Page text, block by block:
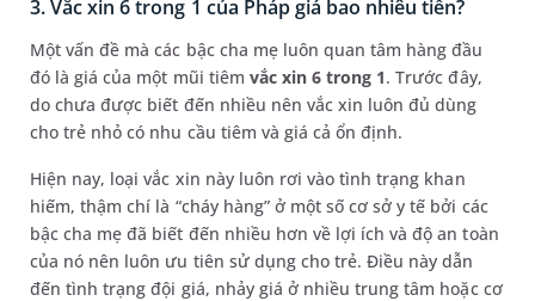
3. Vắc xin 6 trong 1 của Pháp giá bao nhiêu tiền?
Một vấn đề mà các bậc cha mẹ luôn quan tâm hàng đầu
đó là giá của một mũi tiêm vắc xin 6 trong 1. Trước đây,
do chưa được biết đến nhiều nên vắc xin luôn đủ dùng
cho trẻ nhỏ có nhu cầu tiêm và giá cả ổn định.
Hiện nay, loại vắc xin này luôn rơi vào tình trạng khan
hiếm, thậm chí là “cháy hàng” ở một số cơ sở y tế bởi các
bậc cha mẹ đã biết đến nhiều hơn về lợi ích và độ an toàn
của nó nên luôn ưu tiên sử dụng cho trẻ. Điều này dẫn
đến tình trạng đội giá, nhảy giá ở nhiều trung tâm hoặc cơ